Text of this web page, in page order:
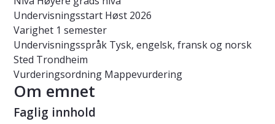
Undervisningsstart Høst 2026
Varighet 1 semester
Undervisningsspråk Tysk, engelsk, fransk og norsk
Sted Trondheim
Vurderingsordning Mappevurdering
Om emnet
Faglig innhold